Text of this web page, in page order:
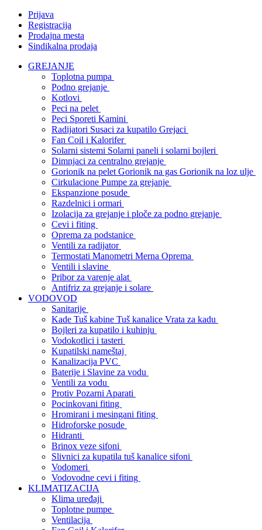
Prijava
Registracija
Prodajna mesta
Sindikalna prodaja
GREJANJE
Toplotna pumpa
Podno grejanje
Kotlovi
Peci na pelet
Peci Sporeti Kamini
Radijatori Susaci za kupatilo Grejaci
Fan Coil i Kalorifer
Solarni sistemi Solarni paneli i solarni bojleri
Dimnjaci za centralno grejanje
Gorionik na pelet Gorionik na gas Gorionik na loz ulje
Cirkulacione Pumpe za grejanje
Ekspanzione posude
Razdelnici i ormari
Izolacija za grejanje i ploče za podno grejanje
Cevi i fiting
Oprema za podstanice
Ventili za radijator
Termostati Manometri Merna Oprema
Ventili i slavine
Pribor za varenje alat
Antifriz za grejanje i solare
VODOVOD
Sanitarije
Kade Tuš kabine Tuš kanalice Vrata za kadu
Bojleri za kupatilo i kuhinju
Vodokotlici i tasteri
Kupatilski nameštaj
Kanalizacija PVC
Baterije i Slavine za vodu
Ventili za vodu
Protiv Pozarni Aparati
Pocinkovani fiting
Hromirani i mesingani fiting
Hidroforske posude
Hidranti
Brinox veze sifoni
Slivnici za kupatila tuš kanalice sifoni
Vodomeri
Vodovodne cevi i fiting
KLIMATIZACIJA
Klima uređaji
Toplotne pumpe
Ventilacija